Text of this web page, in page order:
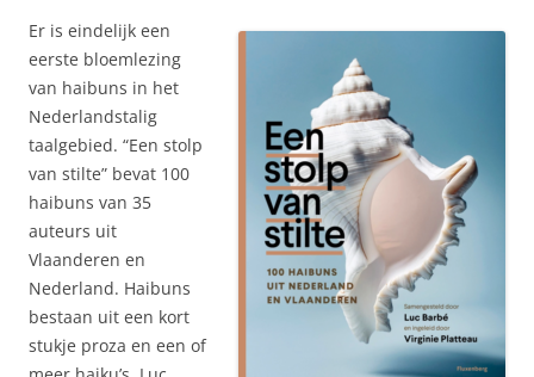
Er is eindelijk een
eerste bloemlezing
van haibuns in het
Nederlandstalig
taalgebied. “Een stolp
van stilte” bevat 100
haibuns van 35
auteurs uit
Vlaanderen en
Nederland. Haibuns
bestaan uit een kort
stukje proza en een of